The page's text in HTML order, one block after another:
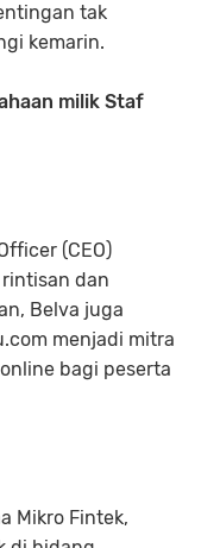
tak
kemarin.
milik Staf
(CEO)
dan
Belva juga
menjadi mitra
bagi peserta
Mikro Fintek,